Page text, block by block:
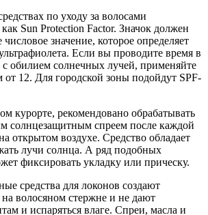
по уходу за волосами
Sun Protection Factor. Значок должен
значение, которое определяет
Если вы проводите время в
с обилием солнечных лучей, применяйте
от 12. Для городской зоны подойдут SPF-
курорте, рекомендовано обрабатывать
солнцезащитным спреем после каждой
открытом воздухе. Средство обладает
лучи солнца. А ряд подобных
фиксировать укладку или прическу.
средства для локонов создают
волосяном стержне и не дают
и испаряться влаге. Спреи, масла и